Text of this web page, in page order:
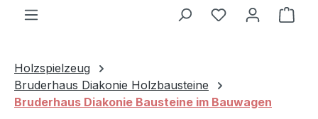
Du hast 0
Holzspielzeug
Bruderhaus Diakonie Holzbausteine
Bruderhaus Diakonie Bausteine im Bauwagen